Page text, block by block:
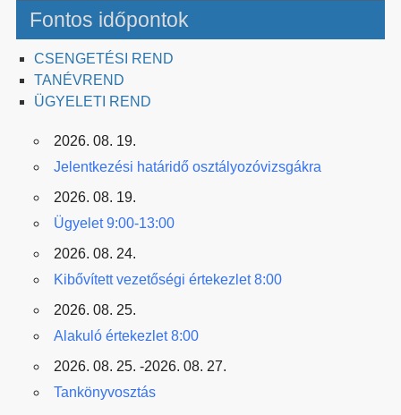
Fontos időpontok
CSENGETÉSI REND
TANÉVREND
ÜGYELETI REND
2026. 08. 19.
Jelentkezési határidő osztályozóvizsgákra
2026. 08. 19.
Ügyelet 9:00-13:00
2026. 08. 24.
Kibővített vezetőségi értekezlet 8:00
2026. 08. 25.
Alakuló értekezlet 8:00
2026. 08. 25. -2026. 08. 27.
Tankönyvosztás